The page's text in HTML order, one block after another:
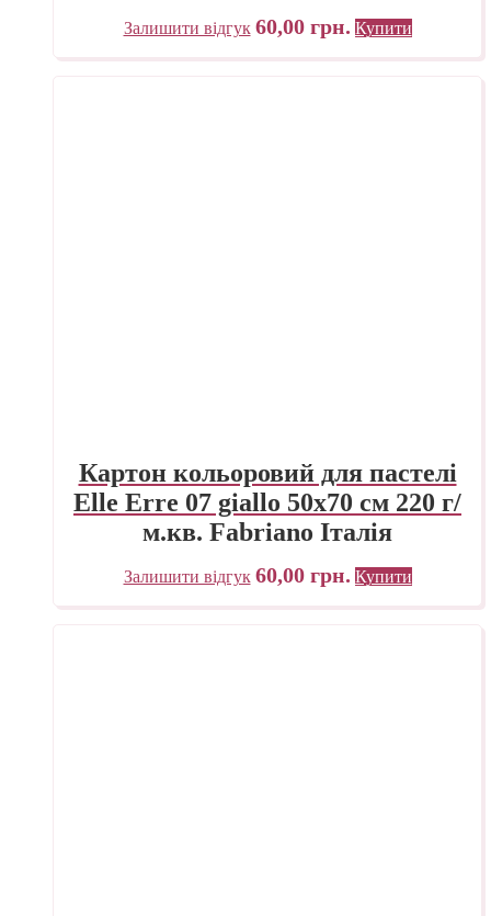
Залишити відгук 60,00 грн. Купити
Картон кольоровий для пастелі
Elle Erre 07 giallo 50х70 см 220 г/
м.кв. Fabriano Італія
Залишити відгук 60,00 грн. Купити